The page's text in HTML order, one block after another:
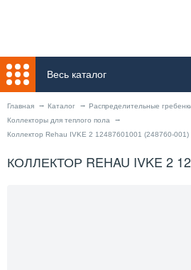
Весь каталог
Главная Каталог
Распределительные
Коллекторы для теплого пола
Коллектор Rehau IVKE 2 12487601001 (248760-001)
КОЛЛЕКТОР REHAU IVKE 2